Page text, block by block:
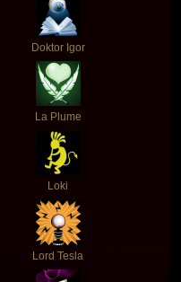
Doktor Igor
La Plume
Loki
Lord Tesla